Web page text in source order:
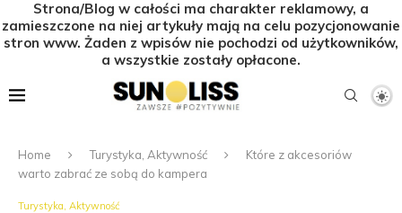
Strona/Blog w całości ma charakter reklamowy, a
zamieszczone na niej artykuły mają na celu pozycjonowanie
stron www. Żaden z wpisów nie pochodzi od użytkowników,
a wszystkie zostały opłacone.
Home Turystyka, Aktywność
Które z akcesoriów
warto zabrać ze sobą do kampera
Turystyka, Aktywność